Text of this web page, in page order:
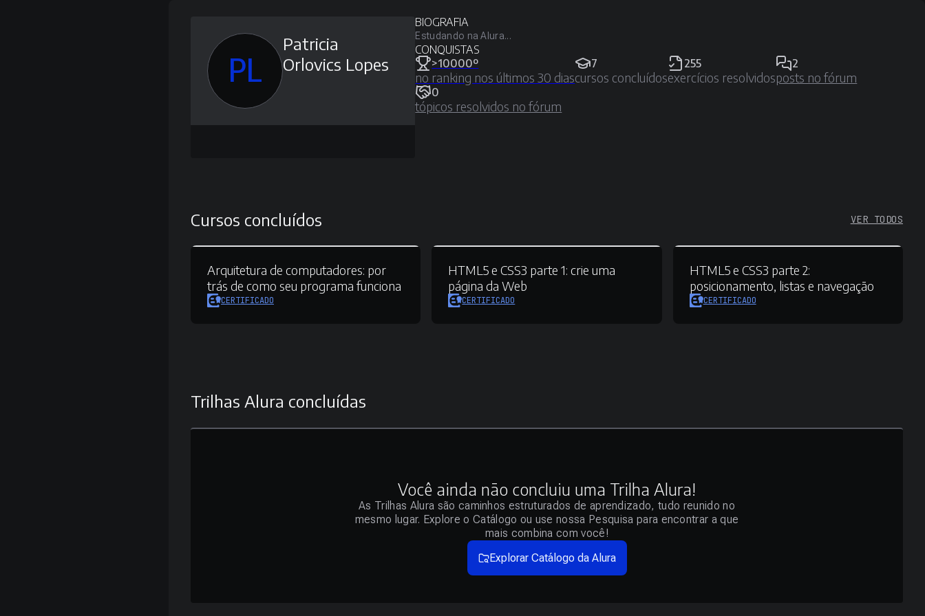
PL
Patricia
Orlovics Lopes
BIOGRAFIA
Estudando na Alura...
CONQUISTAS
>10000º
no ranking nos últimos 30 dias
7
cursos concluídos
255
exercícios resolvidos
2
posts no fórum
0
tópicos resolvidos no fórum
Cursos concluídos VER TODOS
Arquitetura de computadores: por
trás de como seu programa funciona
CERTIFICADO
HTML5 e CSS3 parte 1: crie uma
página da Web
CERTIFICADO
HTML5 e CSS3 parte 2:
posicionamento, listas e navegação
CERTIFICADO
Trilhas Alura concluídas
Você ainda não concluiu uma Trilha Alura!
As Trilhas Alura são caminhos estruturados de aprendizado, tudo reunido no
mesmo lugar. Explore o Catálogo ou use nossa Pesquisa para encontrar a que
mais combina com você!
Explorar Catálogo da Alura